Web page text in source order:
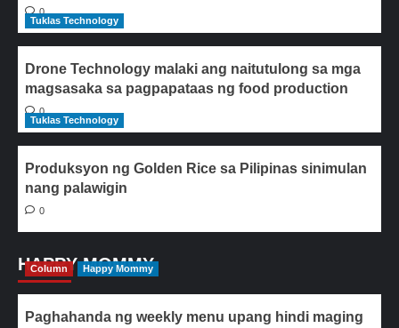
0
Tuklas Technology
Drone Technology malaki ang naitutulong sa mga
magsasaka sa pagpapataas ng food production
0
Tuklas Technology
Produksyon ng Golden Rice sa Pilipinas sinimulan
nang palawigin
0
HAPPY MOMMY
Column Happy Mommy
Paghahanda ng weekly menu upang hindi maging